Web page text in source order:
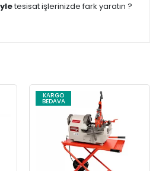
tesisat işlerinizde fark yaratın ?
KARGO
BEDAVA